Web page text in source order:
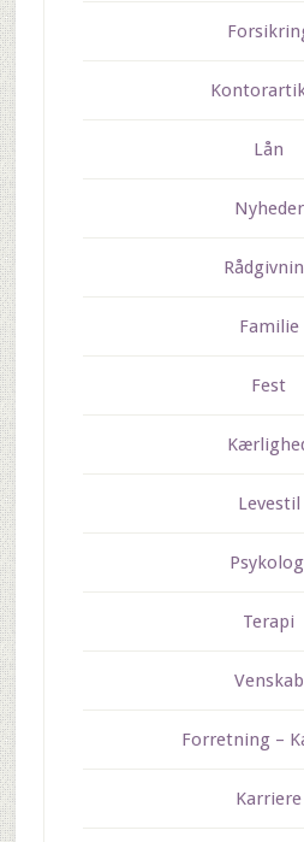
Lån
Nyheder
Familie
Fest
Levestil
Terapi
Venskab
Forretning –
Karriere